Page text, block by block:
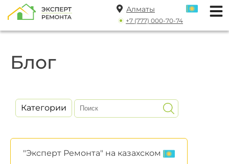
Алматы
+7 (777) 000-70-74
Блог
Категории
"Эксперт Ремонта" на казахском